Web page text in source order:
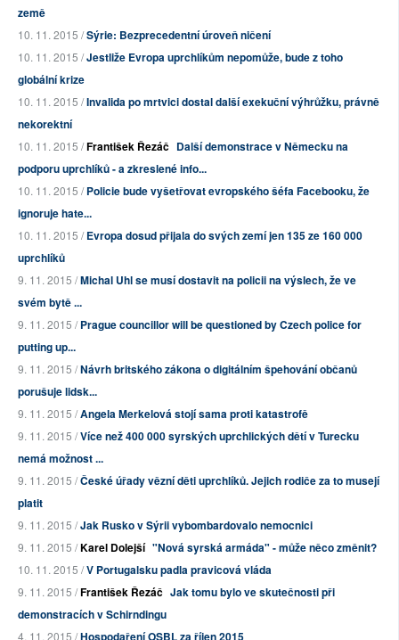
země
10. 11. 2015 /Sýrie: Bezprecedentní úroveň ničení
10. 11. 2015 /Jestliže Evropa uprchlíkům nepomůže, bude z toho
globální krize
10. 11. 2015 /Invalida po mrtvici dostal další exekuční výhrůžku, právně
nekorektní
10. 11. 2015 /František Řezáč Další demonstrace v Německu na
podporu uprchlíků - a zkreslené info...
10. 11. 2015 /Policie bude vyšetřovat evropského šéfa Facebooku, že
ignoruje hate...
10. 11. 2015 /Evropa dosud přijala do svých zemí jen 135 ze 160 000
uprchlíků
9. 11. 2015 /Michal Uhl se musí dostavit na policii na výslech, že ve
svém bytě ...
9. 11. 2015 /Prague councillor will be questioned by Czech police for
putting up...
9. 11. 2015 /Návrh britského zákona o digitálním špehování občanů
porušuje lidsk...
9. 11. 2015 /Angela Merkelová stojí sama proti katastrofě
9. 11. 2015 /Více než 400 000 syrských uprchlických dětí v Turecku
nemá možnost ...
9. 11. 2015 /České úřady vězní děti uprchlíků. Jejich rodiče za to musejí
platit
9. 11. 2015 /Jak Rusko v Sýrii vybombardovalo nemocnici
9. 11. 2015 /Karel Dolejší "Nová syrská armáda" - může něco změnit?
10. 11. 2015 /V Portugalsku padla pravicová vláda
9. 11. 2015 /František Řezáč Jak tomu bylo ve skutečnosti při
demonstracích v Schirndingu
4. 11. 2015 /Hospodaření OSBL za říjen 2015